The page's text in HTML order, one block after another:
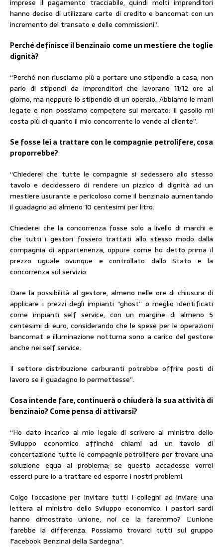
imprese il pagamento tracciabile, quindi molti imprenditori
hanno deciso di utilizzare carte di credito e bancomat con un
incremento del transato e delle commissioni”.
Perché definisce il benzinaio come un mestiere che toglie
dignità?
“Perché non riusciamo più a portare uno stipendio a casa, non
parlo di stipendi da imprenditori che lavorano 11/12 ore al
giorno, ma neppure lo stipendio di un operaio. Abbiamo le mani
legate e non possiamo competere sul mercato: il gasolio mi
costa più di quanto il mio concorrente lo vende al cliente”.
Se fosse lei a trattare con le compagnie petrolifere, cosa
proporrebbe?
“Chiederei che tutte le compagnie si sedessero allo stesso
tavolo e decidessero di rendere un pizzico di dignità ad un
mestiere usurante e pericoloso come il benzinaio aumentando
il guadagno ad almeno 10 centesimi per litro.
Chiederei che la concorrenza fosse solo a livello di marchi e
che tutti i gestori fossero trattati allo stesso modo dalla
compagnia di appartenenza, oppure come ho detto prima il
prezzo uguale ovunque e controllato dallo Stato e la
concorrenza sul servizio.
Dare la possibilità al gestore, almeno nelle ore di chiusura di
applicare i prezzi degli impianti “ghost” o meglio identificati
come impianti self service, con un margine di almeno 5
centesimi di euro, considerando che le spese per le operazioni
bancomat e illuminazione notturna sono a carico del gestore
anche nei self service.
Il settore distribuzione carburanti potrebbe offrire posti di
lavoro se il guadagno lo permettesse”.
Cosa intende fare, continuerà o chiuderà la sua attività di
benzinaio? Come pensa di attivarsi?
“Ho dato incarico al mio legale di scrivere al ministro dello
Sviluppo economico affinché chiami ad un tavolo di
concertazione tutte le compagnie petrolifere per trovare una
soluzione equa al problema; se questo accadesse vorrei
esserci pure io a trattare ed esporre i nostri problemi.
Colgo l’occasione per invitare tutti i colleghi ad inviare una
lettera al ministro dello Sviluppo economico. I pastori sardi
hanno dimostrato unione, noi ce la faremmo? L’unione
farebbe la differenza. Possiamo trovarci tutti sul gruppo
Facebook Benzinai della Sardegna”.